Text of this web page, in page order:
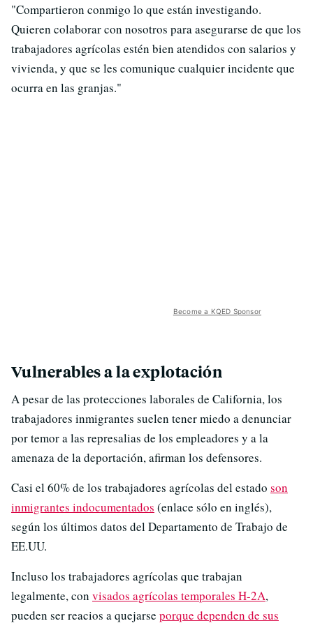
"Compartieron conmigo lo que están investigando.
Quieren colaborar con nosotros para asegurarse de que los
trabajadores agrícolas estén bien atendidos con salarios y
vivienda, y que se les comunique cualquier incidente que
ocurra en las granjas."
Become a KQED Sponsor
Vulnerables a la explotación
A pesar de las protecciones laborales de California, los
trabajadores inmigrantes suelen tener miedo a denunciar
por temor a las represalias de los empleadores y a la
amenaza de la deportación, afirman los defensores.
Casi el 60% de los trabajadores agrícolas del estado son
inmigrantes indocumentados (enlace sólo en inglés),
según los últimos datos del Departamento de Trabajo de
EE.UU.
Incluso los trabajadores agrícolas que trabajan
legalmente, con visados agrícolas temporales H-2A,
pueden ser reacios a quejarse porque dependen de sus